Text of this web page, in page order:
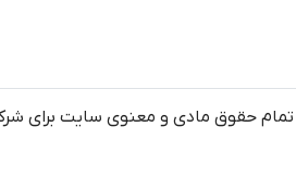
تمام حقوق مادی و معنوی سایت برای